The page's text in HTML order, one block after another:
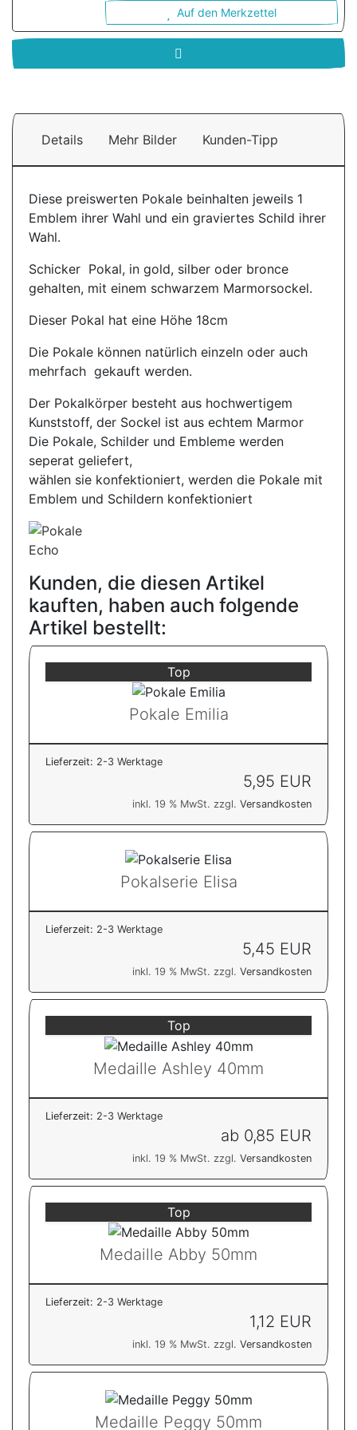
Auf den Merkzettel
Details Mehr Bilder Kunden-Tipp
Diese preiswerten Pokale beinhalten jeweils 1
Emblem ihrer Wahl und ein graviertes Schild ihrer
Wahl.
Schicker Pokal, in gold, silber oder bronce
gehalten, mit einem schwarzem Marmorsockel.
Dieser Pokal hat eine Höhe 18cm
Die Pokale können natürlich einzeln oder auch
mehrfach gekauft werden.
Der Pokalkörper besteht aus hochwertigem
Kunststoff, der Sockel ist aus echtem Marmor
Die Pokale, Schilder und Embleme werden
seperat geliefert,
wählen sie konfektioniert, werden die Pokale mit
Emblem und Schildern konfektioniert
Kunden, die diesen Artikel
kauften, haben auch folgende
Artikel bestellt:
Top
Pokale Emilia
Lieferzeit: 2-3 Werktage
5,95 EUR
inkl. 19 % MwSt. zzgl. Versandkosten
Pokalserie Elisa
Lieferzeit: 2-3 Werktage
5,45 EUR
inkl. 19 % MwSt. zzgl. Versandkosten
Top
Medaille Ashley 40mm
Lieferzeit: 2-3 Werktage
ab 0,85 EUR
inkl. 19 % MwSt. zzgl. Versandkosten
Top
Medaille Abby 50mm
Lieferzeit: 2-3 Werktage
1,12 EUR
inkl. 19 % MwSt. zzgl. Versandkosten
Medaille Peggy 50mm